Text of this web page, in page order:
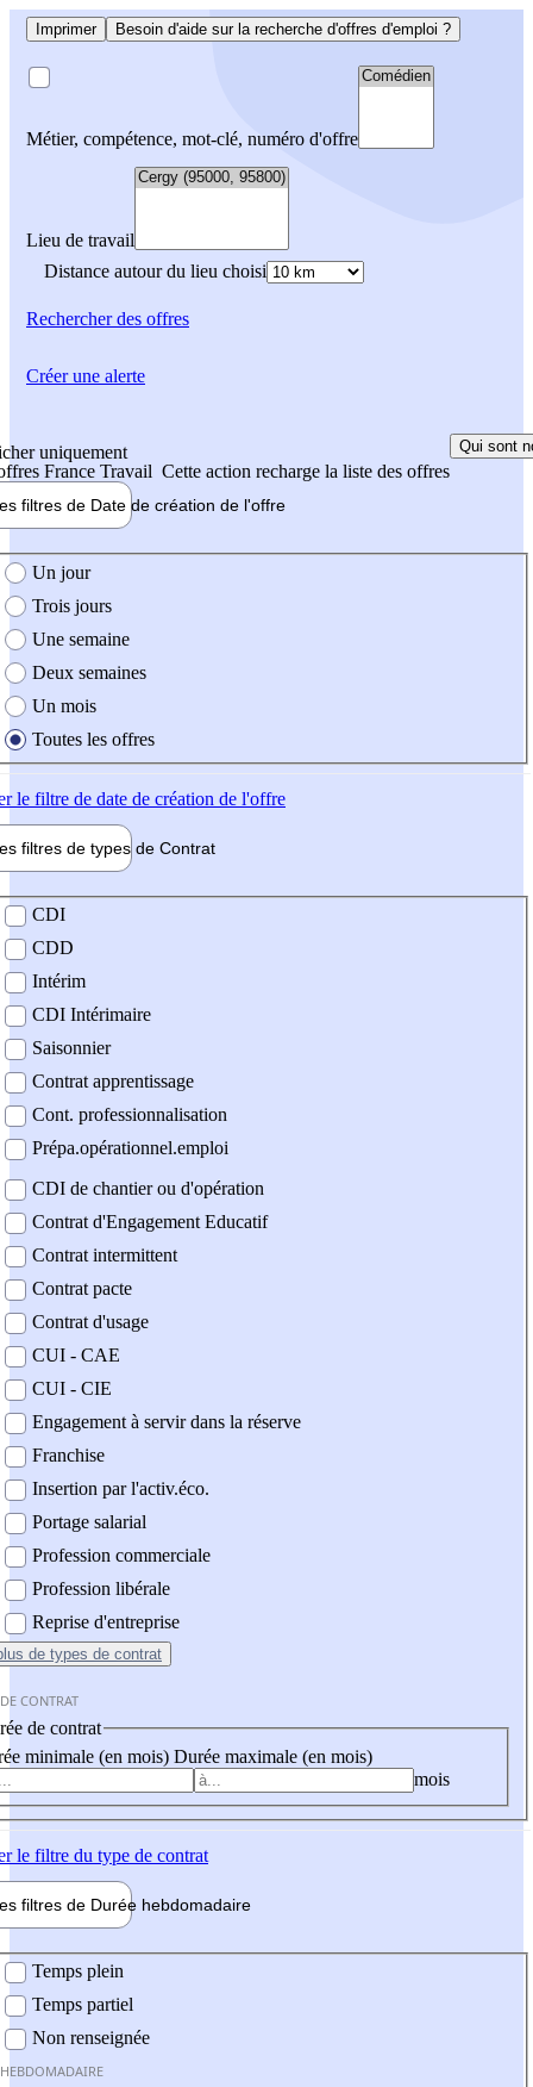
Imprimer Besoin d'aide sur la recherche d'offres d'emploi ?
Métier, compétence, mot-clé, numéro d'offre
Lieu de travail
Distance autour du lieu choisi
Rechercherdes offres
uniquement
France Travail Cette action recharge la liste des offres
Qui sont
filtres de Date de création de l'offre
création de l'offre
Un jour
Trois jours
Une semaine
Deux semaines
Un mois
Toutes les offres
le filtre de date de création de l'offre
filtres de types de Contrat
contrat
CDI
CDD
Intérim
CDI Intérimaire
Saisonnier
Contrat apprentissage
Cont. professionnalisation
Prépa.opérationnel.emploi
CDI de chantier ou d'opération
Contrat d'Engagement Educatif
Contrat intermittent
Contrat pacte
Contrat d'usage
CUI - CAE
CUI - CIE
Engagement à servir dans la réserve
Franchise
Insertion par l'activ.éco.
Portage salarial
Profession commerciale
Profession libérale
Reprise d'entreprise
de types de contrat
CONTRAT
de contrat
minimale (en mois) Durée maximale (en mois)
mois
le filtre du type de contrat
filtres de Durée hebdomadaire
Temps plein
Temps partiel
Non renseignée
Créer une alerte